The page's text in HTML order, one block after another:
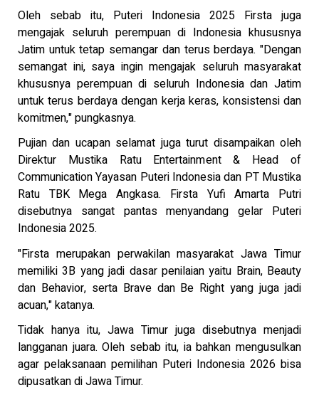
Oleh sebab itu, Puteri Indonesia 2025 Firsta juga
mengajak seluruh perempuan di Indonesia khususnya
Jatim untuk tetap semangar dan terus berdaya. "Dengan
semangat ini, saya ingin mengajak seluruh masyarakat
khususnya perempuan di seluruh Indonesia dan Jatim
untuk terus berdaya dengan kerja keras, konsistensi dan
komitmen," pungkasnya.
Pujian dan ucapan selamat juga turut disampaikan oleh
Direktur Mustika Ratu Entertainment & Head of
Communication Yayasan Puteri Indonesia dan PT Mustika
Ratu TBK Mega Angkasa. Firsta Yufi Amarta Putri
disebutnya sangat pantas menyandang gelar Puteri
Indonesia 2025.
"Firsta merupakan perwakilan masyarakat Jawa Timur
memiliki 3B yang jadi dasar penilaian yaitu Brain, Beauty
dan Behavior, serta Brave dan Be Right yang juga jadi
acuan," katanya.
Tidak hanya itu, Jawa Timur juga disebutnya menjadi
langganan juara. Oleh sebab itu, ia bahkan mengusulkan
agar pelaksanaan pemilihan Puteri Indonesia 2026 bisa
dipusatkan di Jawa Timur.